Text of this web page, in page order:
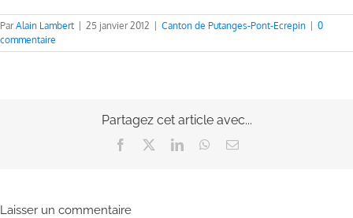
ParAlain Lambert 25 janvier 2012 Canton de Putanges-Pont-Ecrepin
0
commentaire
Partagez cet article avec...
Facebook LinkedInWhatsApp
Email
Laisser un commentaire